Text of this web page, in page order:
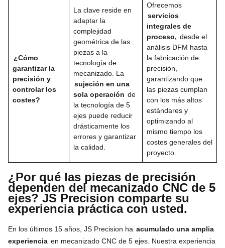
¿Cómo
garantizar la
precisión y
controlar los
costes?
La clave reside en
adaptar la
complejidad
geométrica de las
piezas a la
tecnología de
mecanizado. La
sujeción en una
sola operación de
la tecnología de 5
ejes puede reducir
drásticamente los
errores y garantizar
la calidad.
Ofrecemos
servicios
integrales de
proceso, desde el
análisis DFM hasta
la fabricación de
precisión,
garantizando que
las piezas cumplan
con los más altos
estándares y
optimizando al
mismo tiempo los
costes generales del
proyecto.
¿Por qué las piezas de precisión
dependen del mecanizado CNC de 5
ejes? JS Precision comparte su
experiencia práctica con usted.
En los últimos 15 años, JS Precision ha acumulado una amplia
experiencia en mecanizado CNC de 5 ejes. Nuestra experiencia